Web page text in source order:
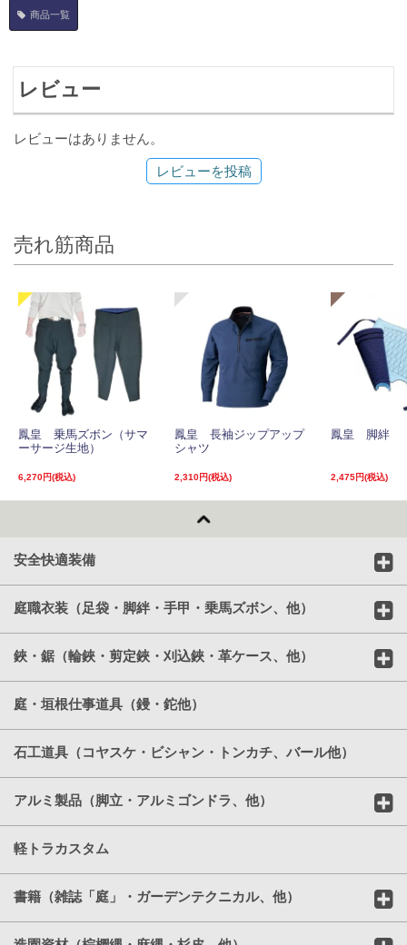
商品一覧
レビュー
レビューはありません。
レビューを投稿
売れ筋商品
鳳皇 乗馬ズボン（サマ
ーサージ生地）
6,270円(税込)
鳳皇 長袖ジップアップ
シャツ
2,310円(税込)
鳳皇 脚絆
2,475円(税込)
安全快適装備
庭職衣装（足袋・脚絆・手甲・乗馬ズボン、他）
鋏・鋸（輪鋏・剪定鋏・刈込鋏・革ケース、他）
庭・垣根仕事道具（鏝・鉈他）
石工道具（コヤスケ・ビシャン・トンカチ、バール他）
アルミ製品（脚立・アルミゴンドラ、他）
軽トラカスタム
書籍（雑誌「庭」・ガーデンテクニカル、他）